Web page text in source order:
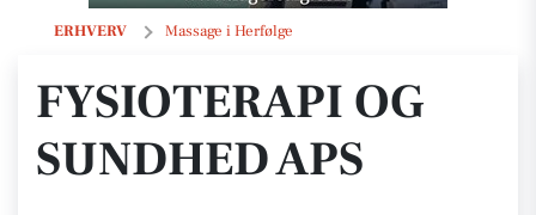
ERHVERV Massage i Herfølge
Fysioterapi og Sundhed ApS
FYSIOTERAPI OG
SUNDHED APS